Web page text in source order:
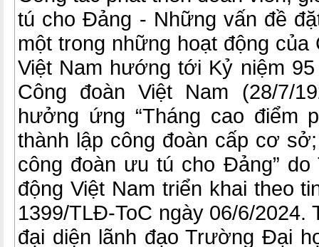
tú cho Đảng - Những vấn đề
một trong những hoạt động của
Việt Nam hướng tới Kỷ niệm
Công đoàn Việt Nam (28/7/
hưởng ứng “Tháng cao điểm
thành lập công đoàn cấp cơ
công đoàn ưu tú cho Đảng” do
động Việt Nam triển khai theo
1399/TLĐ-ToC ngày 06/6/2024.
đại diện lãnh đạo Trường Đại